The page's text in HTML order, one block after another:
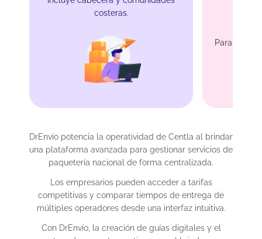
costeras.
Para
DrEnvío potencia la operatividad de Centla al brindar
una plataforma avanzada para gestionar servicios de
paquetería nacional de forma centralizada.
Los empresarios pueden acceder a tarifas
competitivas y comparar tiempos de entrega de
múltiples operadores desde una interfaz intuitiva.
Con DrEnvío, la creación de guías digitales y el